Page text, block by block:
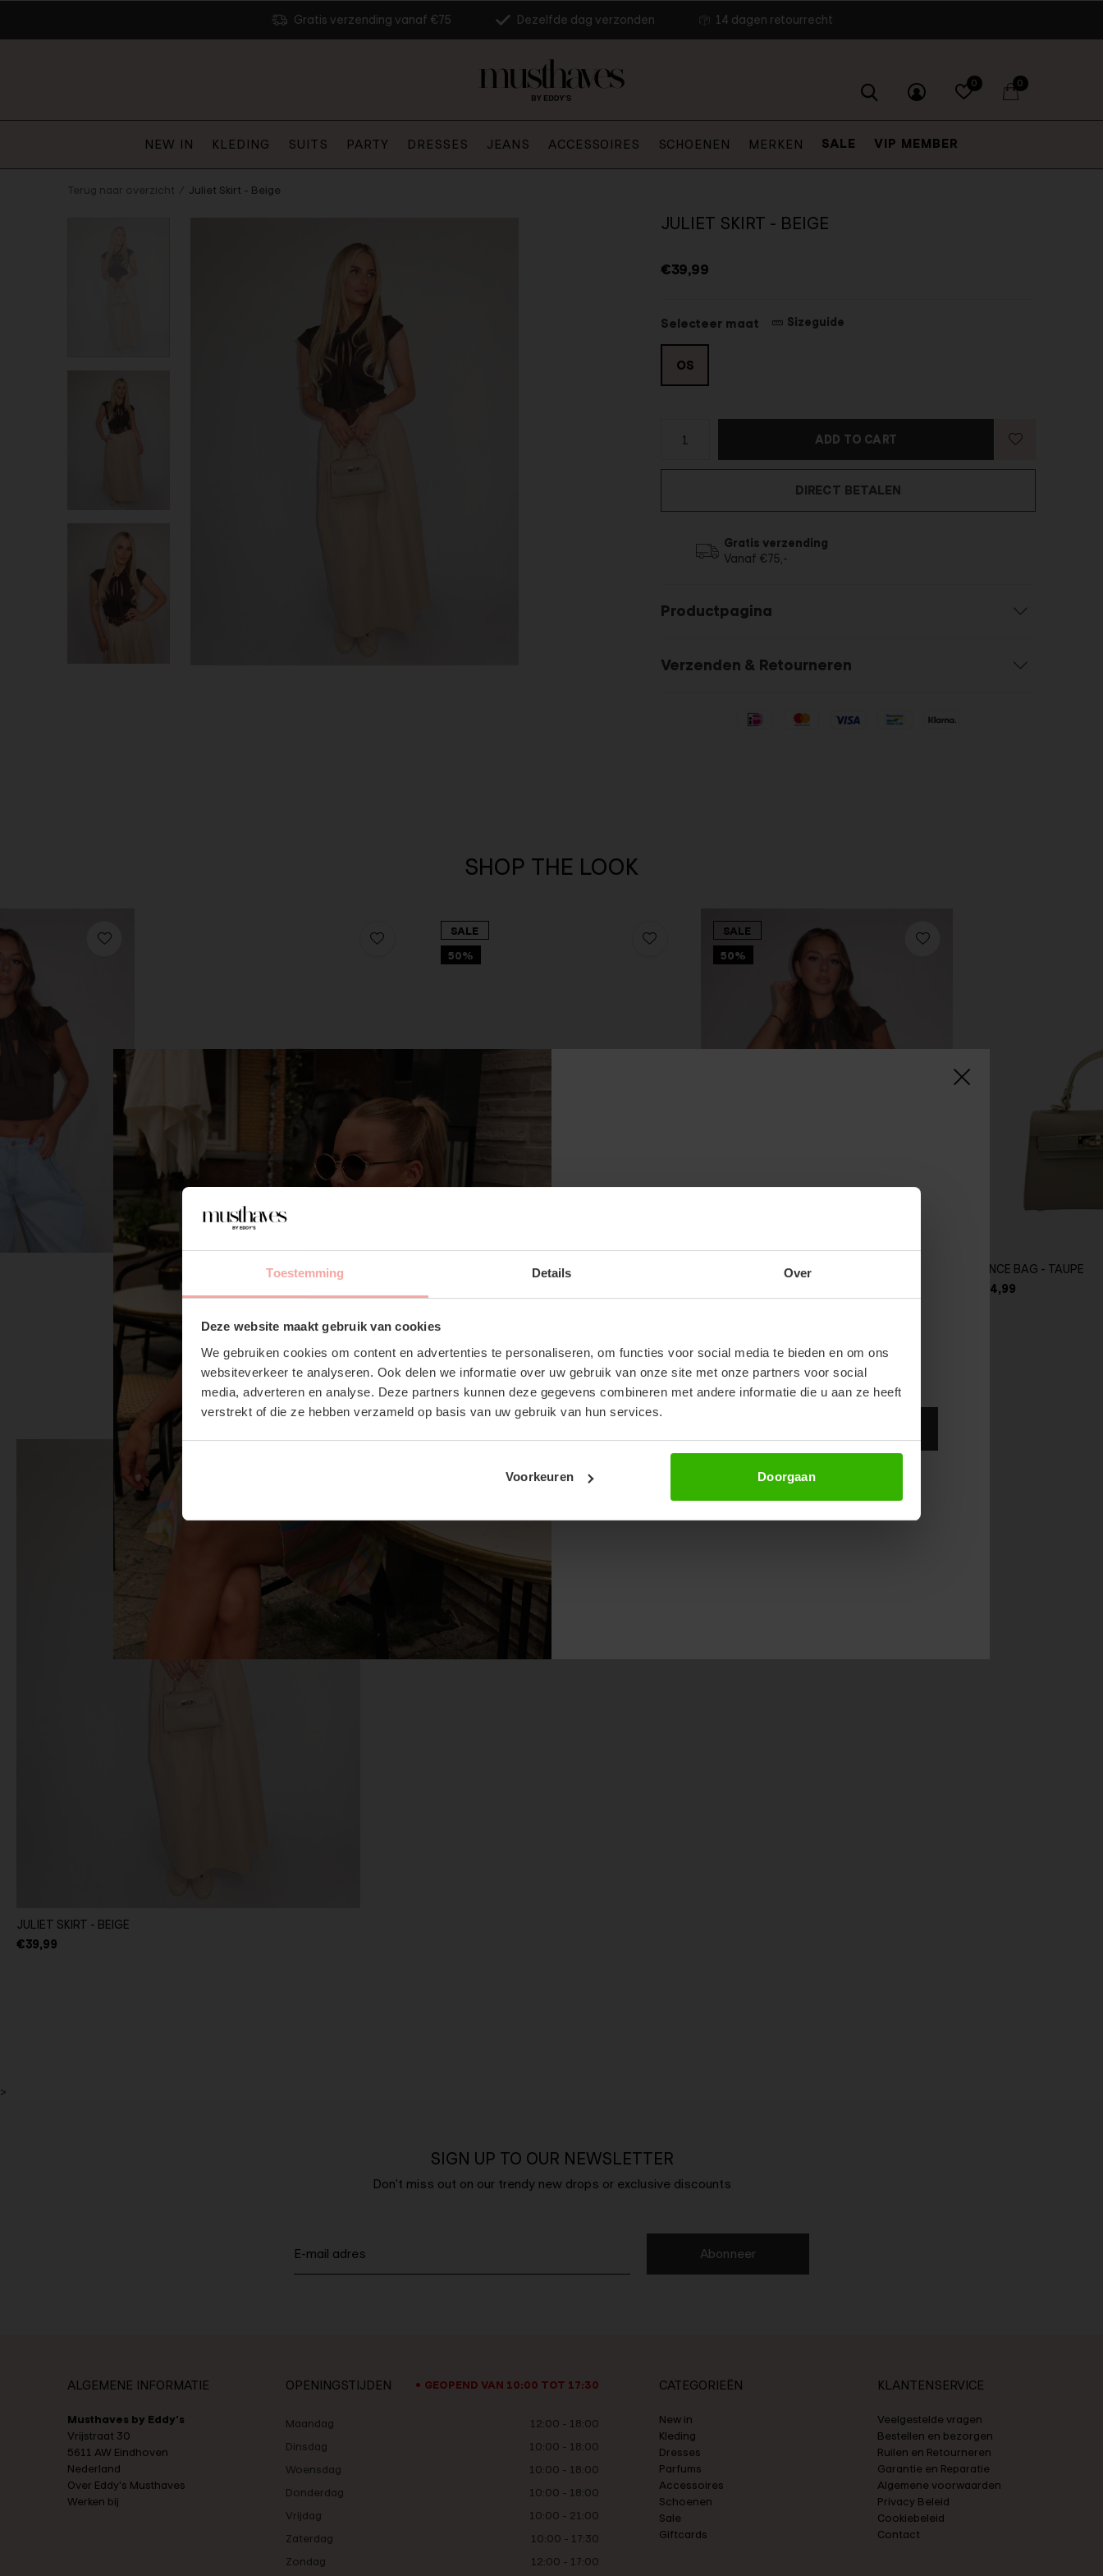
Toestemming Details Over
Deze website maakt gebruik van cookies
We gebruiken cookies om content en advertenties te personaliseren, om functies voor social media te bieden en om ons
websiteverkeer te analyseren. Ook delen we informatie over uw gebruik van onze site met onze partners voor social
media, adverteren en analyse. Deze partners kunnen deze gegevens combineren met andere informatie die u aan ze heeft
verstrekt of die ze hebben verzameld op basis van uw gebruik van hun services.
Voorkeuren Doorgaan
SUBSCRIBE NOW & GET 10%
NEW IN KLEDING SUITS PARTY DRESSES JEANS ACCESSOIRES SCHOENEN MERKEN SALE VIP MEMBER
0 0
Gratis verzending vanaf €75 Dezelfde dag verzonden 14 dagen retourrecht
Terug naar overzicht Juliet Skirt - Beige
JULIET SKIRT - BEIGE
€39,99
Selecteer maat Sizeguide
OS
ADD TO CART
DIRECT BETALEN
Gratis verzending
Vanaf €75,-
Productpagina
Verzenden & Retourneren
SHOP THE LOOK
NANCE BAG - TAUPE
€54,99
SALE
50%
IRIS LOAFER - BEIGE
SALE
50%
BRIANA TOP - BRUIN NANCE BAG - TAUPE
€54,99
RECENTE ARTIKELEN
JULIET SKIRT - BEIGE
€39,99
>
SIGN UP TO OUR NEWSLETTER
Don't miss out on our trendy new drops or exclusive discounts
Abonneer
ALGEMENE INFORMATIE
Musthaves by Eddy's
Vrijstraat 30
5611 AW Eindhoven
Nederland
Over Eddy's Musthaves
Werken bij
OPENINGSTIJDEN GEOPEND VAN 10:00 TOT 17:30
Maandag
12:00 - 18:00
Dinsdag
10:00 - 18:00
Woensdag
10:00 - 18:00
Donderdag
10:00 - 18:00
Vrijdag
10:00 - 21:00
Zaterdag
10:00 - 17:30
Zondag
12:00 - 17:00
CATEGORIEËN
New in
Kleding
Dresses
Parfums
Accessoires
Schoenen
Sale
Giftcards
KLANTENSERVICE
Veelgestelde vragen
Bestellen en bezorgen
Ruilen en Retourneren
Garantie en Reparatie
Algemene voorwaarden
Privacy Beleid
Cookiebeleid
Contact